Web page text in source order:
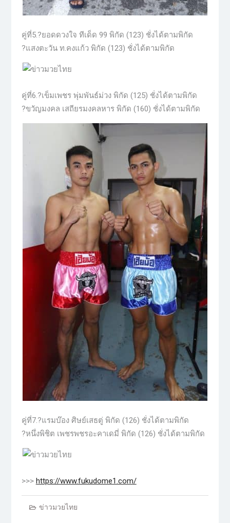
คู่ที่5.?ยอดดวงใจ ทีเด็ด 99 พิกัด (123) ชั่งได้ตามพิกัด
?แสงตะวัน ท.คงแก้ว พิกัด (123) ชั่งได้ตามพิกัด
คู่ที่6.?เข็มเพชร พุ่มพันธ์ม่วง พิกัด (125) ชั่งได้ตามพิกัด
?ขวัญมงคล เสถียรมงคลหาร พิกัด (160) ชั่งได้ตามพิกัด
คู่ที่7.?แรมบ๊อง ศิษย์เสธตู่ พิกัด (126) ชั่งได้ตามพิกัด
?หนึ่งพิชิต เพชรพชรอะคาเดมี่ พิกัด (126) ชั่งได้ตามพิกัด
>>> https://www.fukudome1.com/
ข่าวมวยไทย